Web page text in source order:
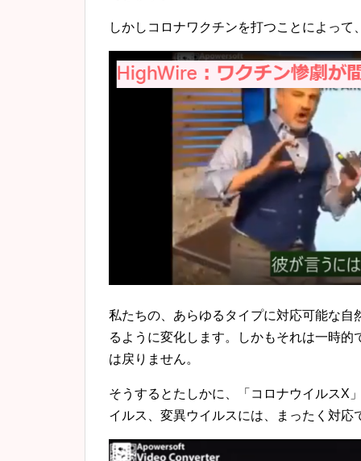
しかしコロナワクチンを打つことによって
私たちの、あらゆるタイプに対応可能な
るように変化します。しかもそれは一時
は戻りません。
そうするとたしかに、「コロナウイルスX
イルス、変異ウイルスには、まったく対応